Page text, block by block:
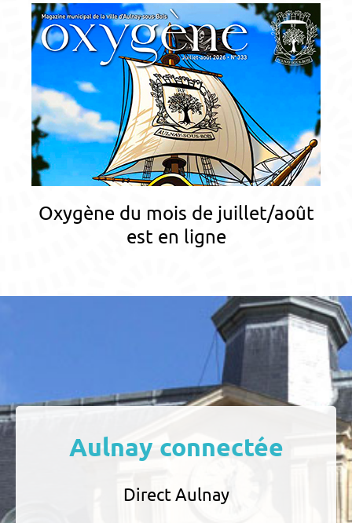
Oxygène du mois de juillet/août
est en ligne
Aulnay connectée
Direct Aulnay